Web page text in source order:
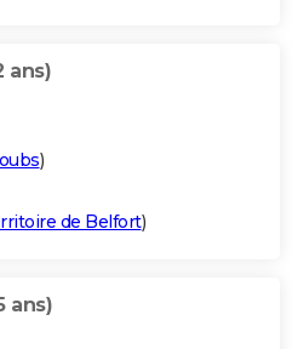
ans)
)
de Belfort)
ans)